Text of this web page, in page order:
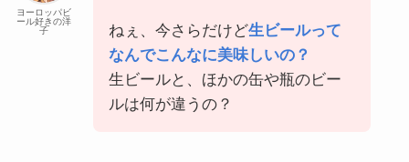
ヨーロッパビ
ール好きの洋
子
ねぇ、今さらだけど生ビールって
なんでこんなに美味しいの？
生ビールと、ほかの缶や瓶のビー
ルは何が違うの？